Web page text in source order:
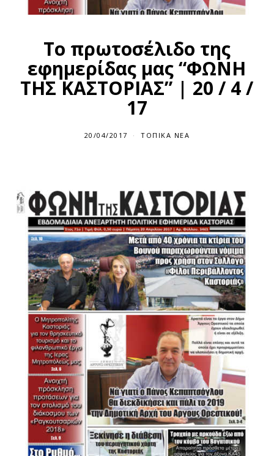
Το πρωτοσέλιδο της
εφημερίδας μας “ΦΩΝΗ
ΤΗΣ ΚΑΣΤΟΡΙΑΣ” | 20 / 4 /
17
20/04/2017 ΤΟΠΙΚΆ ΝΈΑ